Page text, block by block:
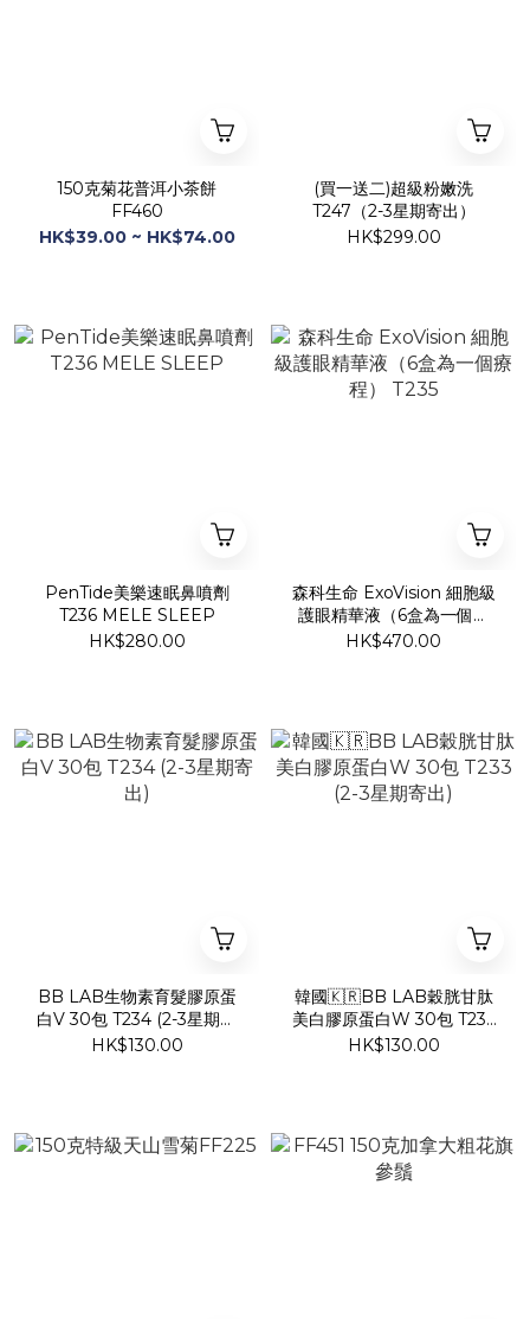
150克菊花普洱小茶餅
FF460
HK$39.00 ~ HK$74.00
(買一送二)超級粉嫩洗
T247（2-3星期寄出）
HK$299.00
PenTide美樂速眠鼻噴劑
T236 MELE SLEEP
HK$280.00
森科生命 ExoVision 細胞級
護眼精華液（6盒為一個療
程） T235
HK$470.00
BB LAB生物素育髮膠原蛋
白V 30包 T234 (2-3星期寄
出)
HK$130.00
韓國🇰🇷BB LAB穀胱甘肽
美白膠原蛋白W 30包 T233
(2-3星期寄出)
HK$130.00